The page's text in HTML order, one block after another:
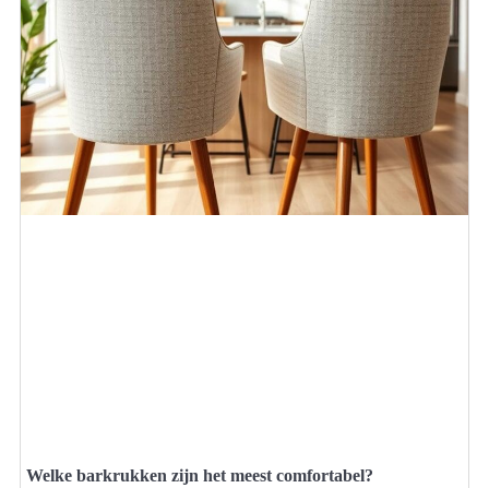
Welke barkrukken zijn het meest comfortabel?